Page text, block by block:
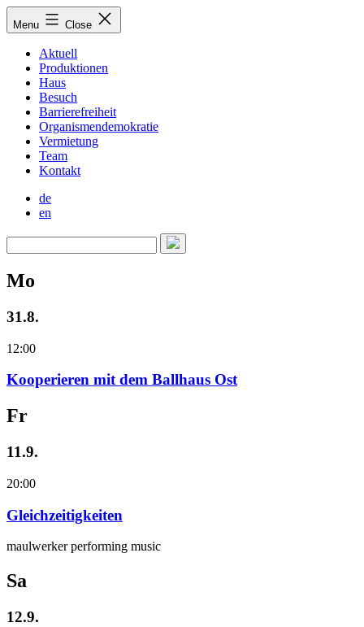
Skip
toMenu Close
Aktuell
Produktionen
Haus
Besuch
Barrierefreiheit
Organismendemokratie
Vermietung
Team
Kontakt
de
en
Mo
31.8.
12:00
Kooperieren mit dem Ballhaus Ost
Fr
11.9.
20:00
Gleichzeitigkeiten
maulwerker performing music
Sa
12.9.